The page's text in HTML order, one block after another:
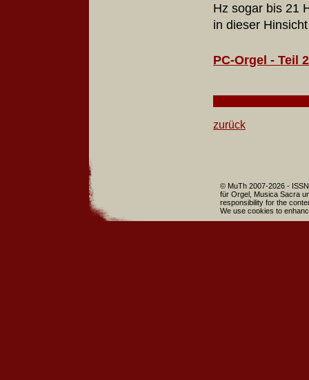
Hz sogar bis 21
in dieser
PC-Orgel - Teil 2
zurück
© MuTh 2007-2026 -
für Orgel, Musica Sacra
responsibility for the
We use cookies to